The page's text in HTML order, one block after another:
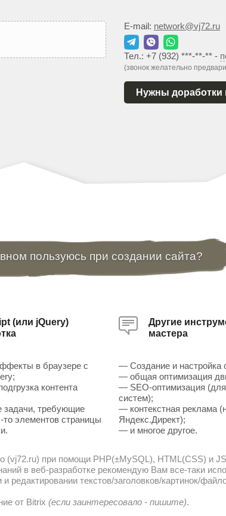
E-mail: network@vj72.ru
Тел.: +7 (932) ***-**-** -
(звонок желательно
Нужны доработки
пользуюсь при создании сайта?
(или jQuery)
в браузере с
контента
требующие
то элементов страницы
Другие
мастера
— Создание и настройка
— общая оптимизация
— SEO-оптимизация
систем);
— контекстная реклама
Яндекс.Директ);
— и многое другое.
(vj72.ru) при помощи PHP(±MySQL), HTML(CSS) и
в веб-разработке рекомендую Вам все-таки
текстов/заголовков/картинок/
от Bitrix (если заинтересовало - пишите).